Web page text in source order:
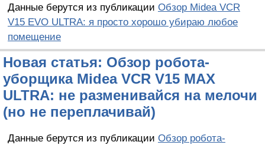
Данные берутся из публикации Обзор Midea VCR
V15 EVO ULTRA: я просто хорошо убираю любое
помещение
Новая статья: Обзор робота-
уборщика Midea VCR V15 MAX
ULTRA: не разменивайся на мелочи
(но не переплачивай)
Данные берутся из публикации Обзор робота-